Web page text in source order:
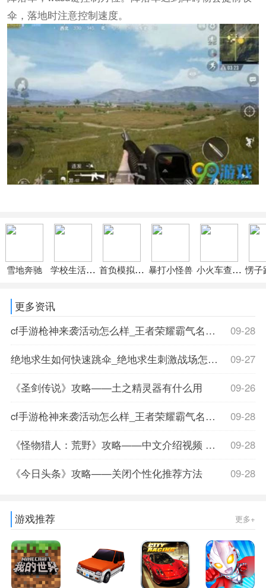
伞，落地时注意控制速度。
雪地奔驰 学校生活模拟器2首负模拟器无限资源
暴打小怪兽 小火车查尔斯愣子
更多资讯
09-28
cf手游枪神来袭活动怎么样_王者荣耀霸气名字大全
09-27
绝地求生如何快速跳伞_绝地求生刺激战场怎么跳伞比较好跳伞技巧详
09-26
《圣剑传说》攻略——土之精灵器有什么用
09-28
cf手游枪神来袭活动怎么样_王者荣耀霸气名字大全
09-28
《怪物猎人：荒野》攻略——中文介绍视频 调查队踏上旅途
09-28
《今日头条》攻略——关闭个性化推荐方法
游戏推荐 更多+